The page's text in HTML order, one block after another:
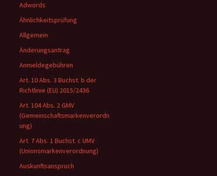
Adwords
Ähnlichkeitsprüfung
Allgemein
Änderungsantrag
Anmeldegebühren
Art. 10 Abs. 3 Buchst. b der
Richtlinie (EU) 2015/2436
Art. 104 Abs. 2 GMV
(Gemeinschaftsmarkenverordn
ung)
Art. 7 Abs. 1 Buchst. c UMV
(Unionsmarkenverordnung)
Auskunftsanspruch